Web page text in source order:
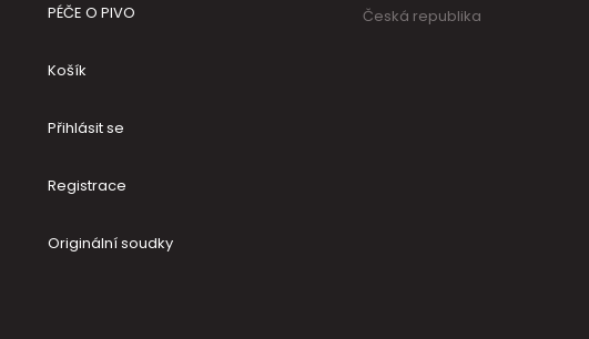
PÉČE O PIVO
Košík
Přihlásit se
Registrace
Originální soudky
Česká republika